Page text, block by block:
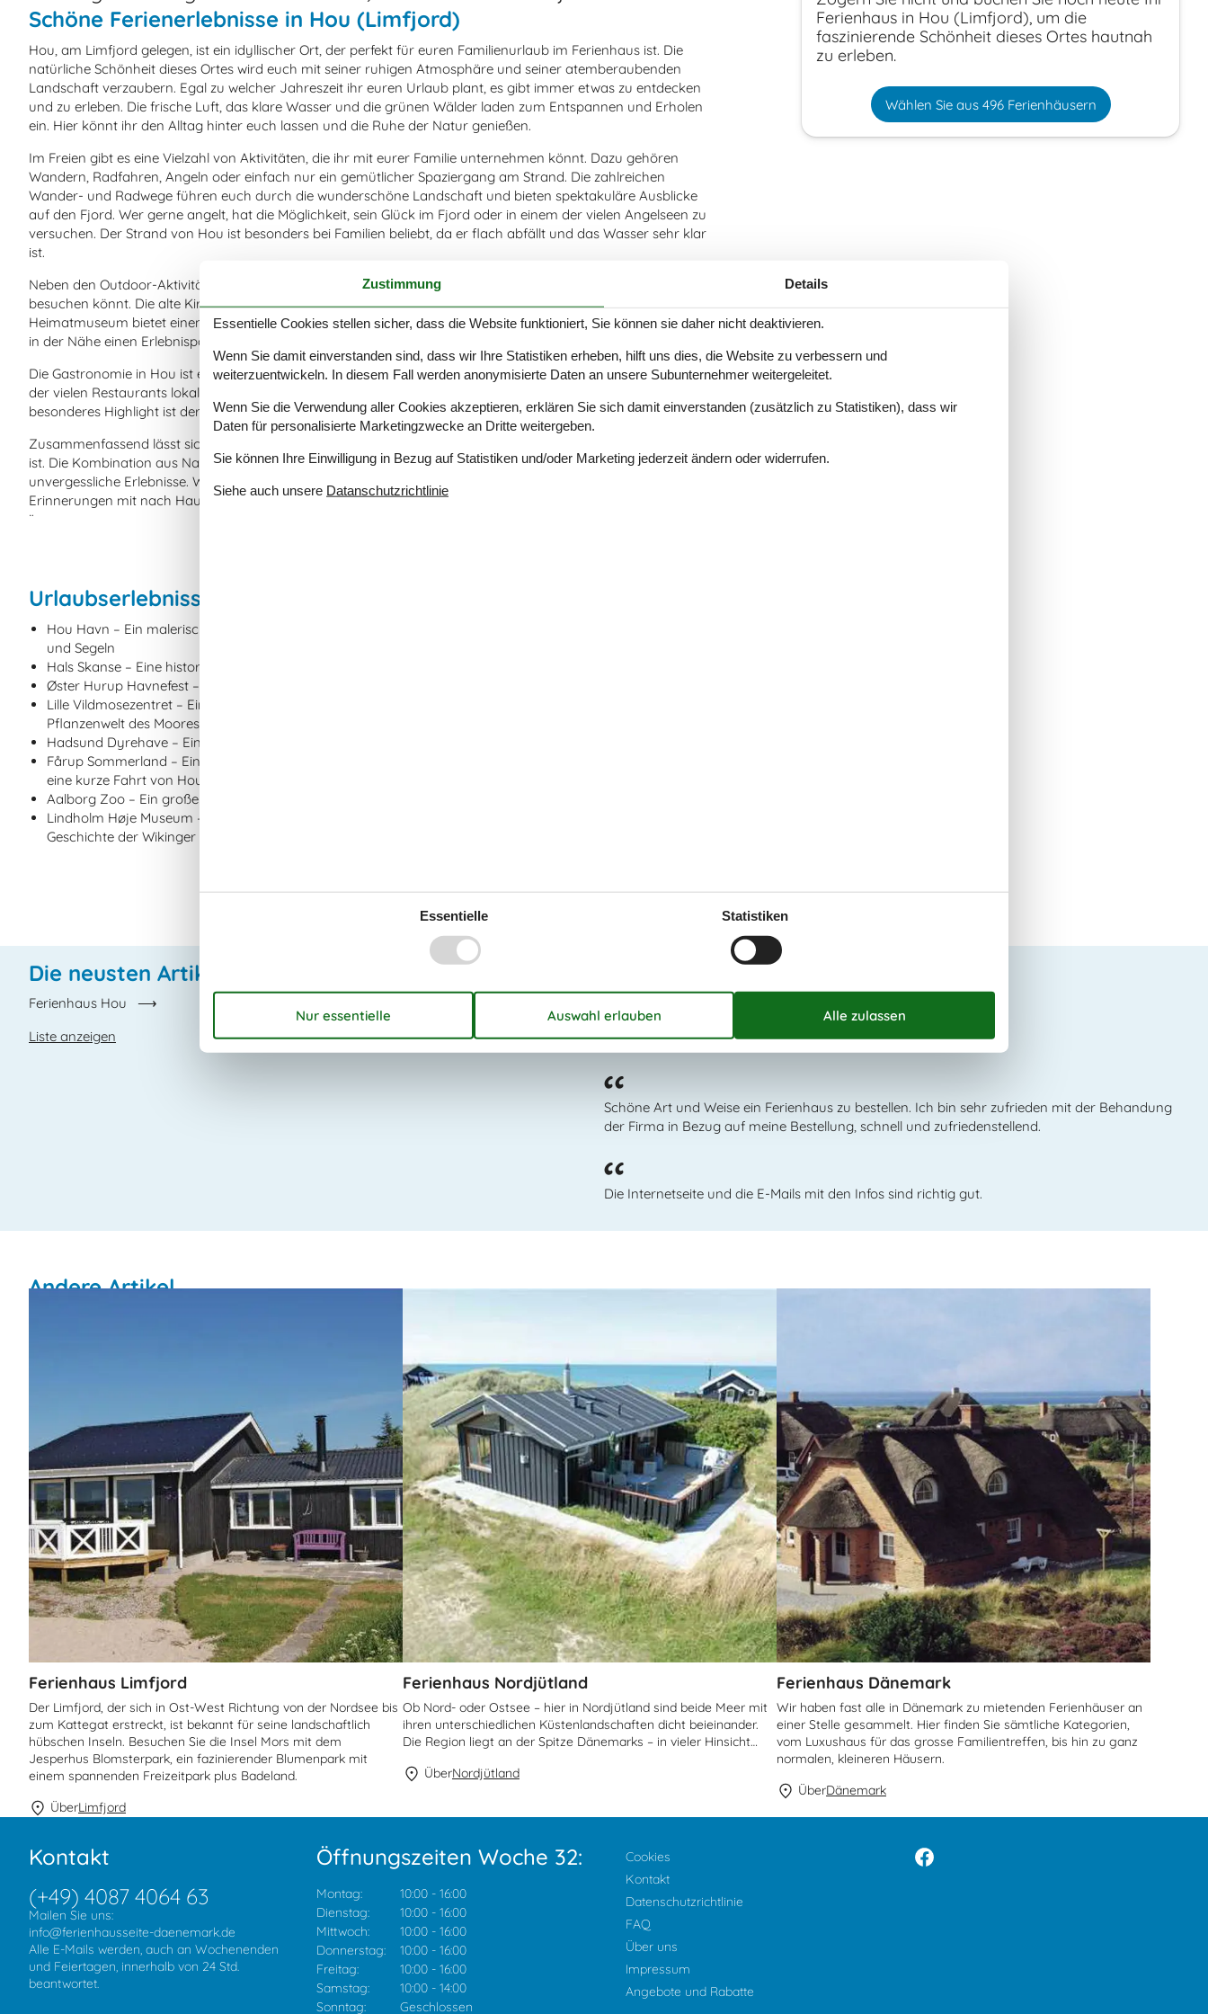
Schöne Ferienerlebnisse in Hou (Limfjord)
Hou, am Limfjord gelegen, ist ein idyllischer Ort, der perfekt für euren Familienurlaub im Ferienhaus ist. Die
natürliche Schönheit dieses Ortes wird euch mit seiner ruhigen Atmosphäre und seiner atemberaubenden
Landschaft verzaubern. Egal zu welcher Jahreszeit ihr euren Urlaub plant, es gibt immer etwas zu entdecken
und zu erleben. Die frische Luft, das klare Wasser und die grünen Wälder laden zum Entspannen und Erholen
ein. Hier könnt ihr den Alltag hinter euch lassen und die Ruhe der Natur genießen.
Im Freien gibt es eine Vielzahl von Aktivitäten, die ihr mit eurer Familie unternehmen könnt. Dazu gehören
Wandern, Radfahren, Angeln oder einfach nur ein gemütlicher Spaziergang am Strand. Die zahlreichen
Wander- und Radwege führen euch durch die wunderschöne Landschaft und bieten spektakuläre Ausblicke
auf den Fjord. Wer gerne angelt, hat die Möglichkeit, sein Glück im Fjord oder in einem der vielen Angelseen zu
versuchen. Der Strand von Hou ist besonders bei Familien beliebt, da er flach abfällt und das Wasser sehr klar
ist.
Neben den Outdoor-Aktivitäten gibt es in Hou auch zahlreiche Attraktionen und Sehenswürdigkeiten, die ihr
besuchen könnt. Die alte Kirche von Hou ist ein historisches Wahrzeichen, das einen Besuch wert ist. Auch das
Heimatmuseum bietet einen interessanten Einblick in die Geschichte und Kultur der Region. Für Kinder gibt es
in der Nähe einen Erlebnispark mit vielen spannenden Attraktionen und Aktivitäten.
Die Gastronomie in Hou ist ebenfalls sehr vielfältig und bietet für jeden Geschmack etwas. Ihr könnt in einem
der vielen Restaurants lokale Spezialitäten probieren oder in einem der Cafés eine Pause einlegen. Ein
besonderes Highlight ist der Wochenmarkt, auf dem ihr frische Produkte aus der Region kaufen könnt.
Zusammenfassend lässt sich sagen, dass Hou ein wunderbarer Ort für einen Ferienhausurlaub mit der Familie
ist. Die Kombination aus Natur, Aktivitäten und Sehenswürdigkeiten bietet für jeden etwas und sorgt für
unvergessliche Erlebnisse. Wir sind sicher, dass ihr euren Aufenthalt in Hou genießen werdet und viele schöne
Erinnerungen mit nach Hause nehmen werdet.
¨
Urlaubserlebnisse in Hou (Limfjord): Kurz und knapp
Hou Havn – Ein malerischer kleiner Hafen mit einer lebhaften Atmosphäre und Möglichkeiten zum Angeln
und Segeln
Hals Skanse – Eine historische Festungsanlage aus dem 17. Jahrhundert in Hals, mit einem kleinen Museum
Øster Hurup Havnefest – Ein jährliches Hafenfestival in Øster Hurup mit vielfältigen Familienaktivitäten
Lille Vildmosezentret – Ein Naturzentrum in der Nähe von Øster Hurup, wo Sie die faszinierende Tier- und
Pflanzenwelt des Moores entdecken können
Hadsund Dyrehave – Ein schöner Wildpark in Hadsund mit freilaufenden Hirschen und anderen Tieren
Fårup Sommerland – Ein großer Vergnügungspark mit vielen Attraktionen für Kinder und Erwachsene, nur
eine kurze Fahrt von Hou entfernt
Aalborg Zoo – Ein großer Zoo in Aalborg mit einer Vielzahl von Tieren aus der ganzen Welt
Lindholm Høje Museum – Ein faszinierendes archäologisches Museum in Aalborg, das einen Einblick in die
Geschichte der Wikinger bietet
Ferienhaus in Hou (Limfjord), um die
faszinierende Schönheit dieses Ortes hautnah
zu erleben.
Wählen Sie aus 496 Ferienhäusern
Die neusten Artikel über Hou
Ferienhaus Hou
Liste anzeigen
Das sagen die Kunden über uns
Einfach und OK.
Schöne Art und Weise ein Ferienhaus zu bestellen. Ich bin sehr zufrieden mit der Behandung
der Firma in Bezug auf meine Bestellung, schnell und zufriedenstellend.
Die Internetseite und die E-Mails mit den Infos sind richtig gut.
Andere Artikel
Ferienhaus Limfjord
Der Limfjord, der sich in Ost-West Richtung von der Nordsee bis
zum Kattegat erstreckt, ist bekannt für seine landschaftlich
hübschen Inseln. Besuchen Sie die Insel Mors mit dem
Jesperhus Blomsterpark, ein fazinierender Blumenpark mit
einem spannenden Freizeitpark plus Badeland.
ÜberLimfjord
Ferienhaus Nordjütland
Ob Nord- oder Ostsee – hier in Nordjütland sind beide Meer mit
ihren unterschiedlichen Küstenlandschaften dicht beieinander.
Die Region liegt an der Spitze Dänemarks – in vieler Hinsicht…
ÜberNordjütland
Ferienhaus Dänemark
Wir haben fast alle in Dänemark zu mietenden Ferienhäuser an
einer Stelle gesammelt. Hier finden Sie sämtliche Kategorien,
vom Luxushaus für das grosse Familientreffen, bis hin zu ganz
normalen, kleineren Häusern.
ÜberDänemark
Kontakt
(+49) 4087 4064 63
Mailen Sie uns:
info@ferienhausseite-daenemark.de
Alle E-Mails werden, auch an Wochenenden
und Feiertagen, innerhalb von 24 Std.
beantwortet.
Öffnungszeiten Woche 32:
Montag: 10:00 - 16:00
Dienstag:
10:00 - 16:00
Mittwoch:
10:00 - 16:00
Donnerstag:
10:00 - 16:00
Freitag:
10:00 - 16:00
Samstag:
10:00 - 14:00
Sonntag:
Geschlossen
Cookies
Kontakt
Datenschutzrichtlinie
FAQ
Über uns
Impressum
Angebote und Rabatte
Zustimmung Details
Essentielle Cookies stellen sicher, dass die Website funktioniert, Sie können sie daher nicht deaktivieren.
Wenn Sie damit einverstanden sind, dass wir Ihre Statistiken erheben, hilft uns dies, die Website zu verbessern und
weiterzuentwickeln. In diesem Fall werden anonymisierte Daten an unsere Subunternehmer weitergeleitet.
Wenn Sie die Verwendung aller Cookies akzeptieren, erklären Sie sich damit einverstanden (zusätzlich zu Statistiken), dass wir
Daten für personalisierte Marketingzwecke an Dritte weitergeben.
Sie können Ihre Einwilligung in Bezug auf Statistiken und/oder Marketing jederzeit ändern oder widerrufen.
Siehe auch unsere Datanschutzrichtlinie
Essentielle Statistiken